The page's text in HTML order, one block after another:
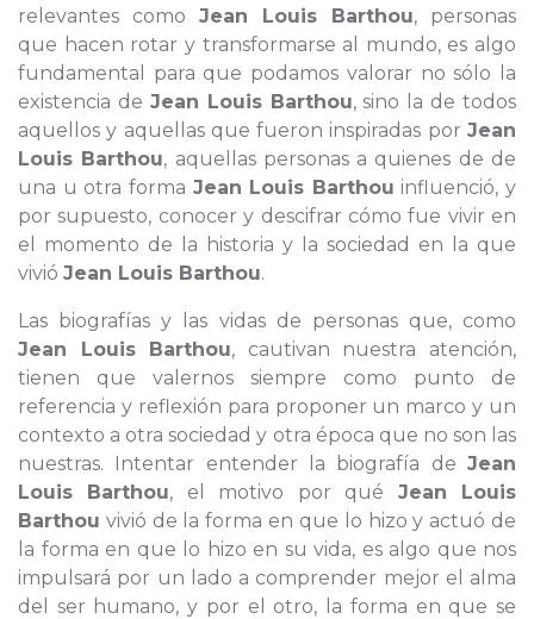
relevantes como Jean Louis Barthou, personas
que hacen rotar y transformarse al mundo, es algo
fundamental para que podamos valorar no sólo la
existencia de Jean Louis Barthou, sino la de todos
aquellos y aquellas que fueron inspiradas por Jean
Louis Barthou, aquellas personas a quienes de de
una u otra forma Jean Louis Barthou influenció, y
por supuesto, conocer y descifrar cómo fue vivir en
el momento de la historia y la sociedad en la que
vivió Jean Louis Barthou.
Las biografías y las vidas de personas que, como
Jean Louis Barthou, cautivan nuestra atención,
tienen que valernos siempre como punto de
referencia y reflexión para proponer un marco y un
contexto a otra sociedad y otra época que no son las
nuestras. Intentar entender la biografía de Jean
Louis Barthou, el motivo por qué Jean Louis
Barthou vivió de la forma en que lo hizo y actuó de
la forma en que lo hizo en su vida, es algo que nos
impulsará por un lado a comprender mejor el alma
del ser humano, y por el otro, la forma en que se